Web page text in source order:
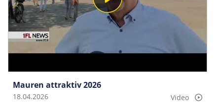
Mauren attraktiv 2026
18.04.2026 Video